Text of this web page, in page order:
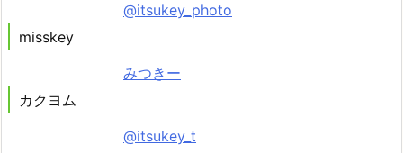
@itsukey_photo
misskey
みつきー
カクヨム
@itsukey_t